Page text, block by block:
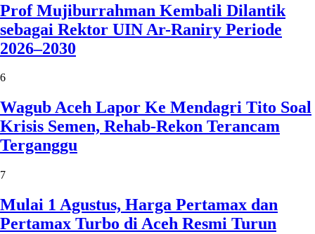
Prof Mujiburrahman Kembali Dilantik
sebagai Rektor UIN Ar-Raniry Periode
2026–2030
6
Wagub Aceh Lapor Ke Mendagri Tito Soal
Krisis Semen, Rehab-Rekon Terancam
Terganggu
7
Mulai 1 Agustus, Harga Pertamax dan
Pertamax Turbo di Aceh Resmi Turun